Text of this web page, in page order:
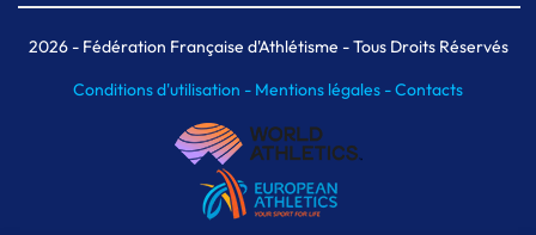
Meeting de Paris indoor
MAIF Ekiden de Paris
2026- Fédération Française d'Athlétisme - Tous Droits Réservés
Conditions d'utilisation - Mentions légales -Contacts